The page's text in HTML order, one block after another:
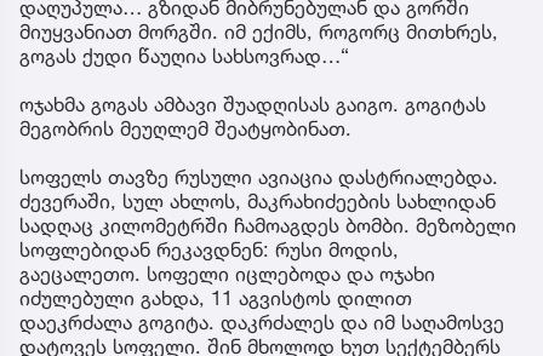
დაღუპულა… გზიდან მიბრუნებულან და გორში
მიუყვანიათ მორგში. იმ ექიმს, როგორც მითხრეს,
გოგას ქუდი წაუღია სახსოვრად…“
ოჯახმა გოგას ამბავი შუადღისას გაიგო. გოგიტას
მეგობრის მეუღლემ შეატყობინათ.
სოფელს თავზე რუსული ავიაცია დასტრიალებდა.
ძევერაში, სულ ახლოს, მაკრახიძეების სახლიდან
სადღაც კილომეტრში ჩამოაგდეს ბომბი. მეზობელი
სოფლებიდან რეკავდნენ: რუსი მოდის,
გაეცალეთო. სოფელი იცლებოდა და ოჯახი
იძულებული გახდა, 11 აგვისტოს დილით
დაეკრძალა გოგიტა. დაკრძალეს და იმ საღამოსვე
დატოვეს სოფელი. შინ მხოლოდ ხუთ სექტემბერს